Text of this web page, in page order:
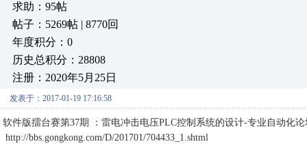
求助：95帖
帖子：5269帖 | 8770回
年度积分：0
历史总积分：28808
注册：2020年5月25日
发表于：2017-01-19 17:16:58
软件版擂台赛第37期 ：雷电冲击电压PLC控制系统的设计-专业自动化
http://bbs.gongkong.com/D/201701/704433_1.shtml